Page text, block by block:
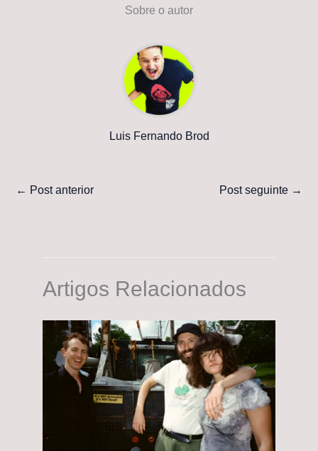
Sobre o autor
Luis Fernando Brod
← Post anterior Post seguinte →
Artigos Relacionados